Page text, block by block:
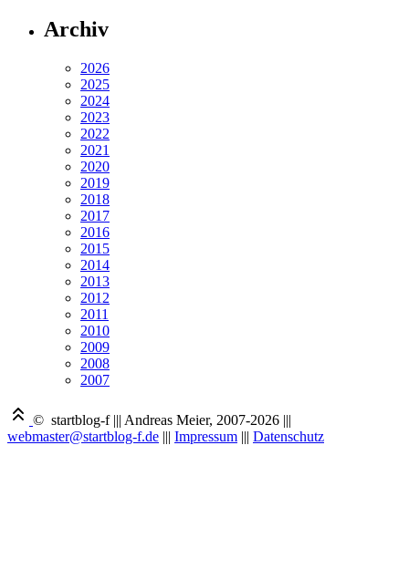
Archiv
2026
2025
2024
2023
2022
2021
2020
2019
2018
2017
2016
2015
2014
2013
2012
2011
2010
2009
2008
2007
© startblog-f ||| Andreas Meier, 2007-2026 |||
webmaster@startblog-f.de ||| Impressum ||| Datenschutz